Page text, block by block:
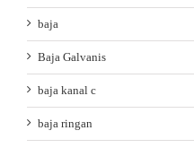
baja
Baja Galvanis
baja kanal c
baja ringan